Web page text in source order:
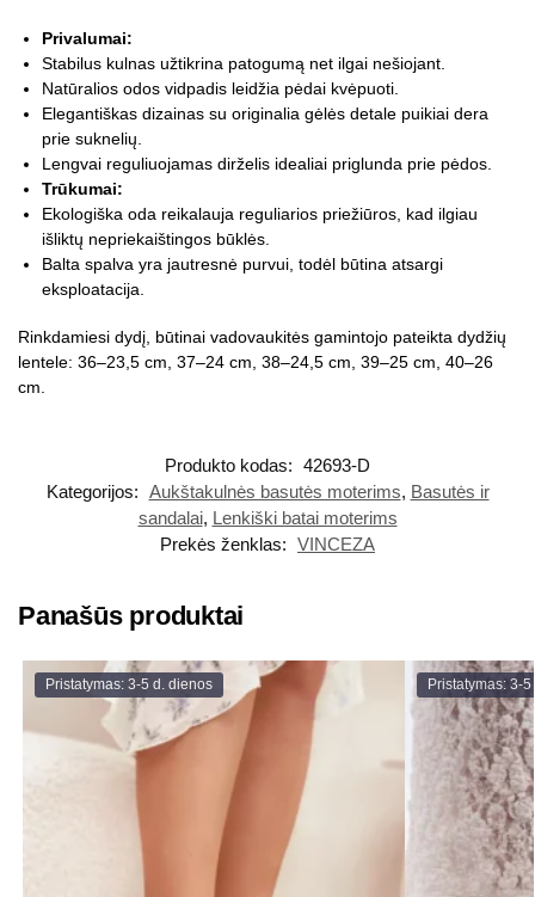
Privalumai:
Stabilus kulnas užtikrina patogumą net ilgai nešiojant.
Natūralios odos vidpadis leidžia pėdai kvėpuoti.
Elegantiškas dizainas su originalia gėlės detale puikiai dera
prie suknelių.
Lengvai reguliuojamas dirželis idealiai priglunda prie pėdos.
Trūkumai:
Ekologiška oda reikalauja reguliarios priežiūros, kad ilgiau
išliktų nepriekaištingos būklės.
Balta spalva yra jautresnė purvui, todėl būtina atsargi
eksploatacija.
Rinkdamiesi dydį, būtinai vadovaukitės gamintojo pateikta dydžių
lentele: 36–23,5 cm, 37–24 cm, 38–24,5 cm, 39–25 cm, 40–26
cm.
Produkto kodas: 42693-D
Kategorijos: Aukštakulnės basutės moterims, Basutės ir
sandalai, Lenkiški batai moterims
Prekės ženklas: VINCEZA
Panašūs produktai
Pristatymas: 3-5 d. dienos Pristatymas: 3-